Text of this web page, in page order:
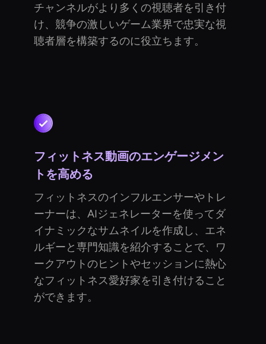
チャンネルがより多くの視聴者を引き付
け、競争の激しいゲーム業界で忠実な視
聴者層を構築するのに役立ちます。
フィットネス動画のエンゲージメン
トを高める
フィットネスのインフルエンサーやトレ
ーナーは、AIジェネレーターを使ってダ
イナミックなサムネイルを作成し、エネ
ルギーと専門知識を紹介することで、ワ
ークアウトのヒントやセッションに熱心
なフィットネス愛好家を引き付けること
ができます。